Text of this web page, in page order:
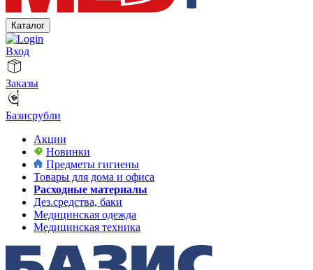
Каталог
Вход
Заказы
Базисрубли
Акции
Новинки
Предметы гигиены
Товары для дома и офиса
Расходные материалы
Дез.средства, баки
Медицинская одежда
Медицинская техника